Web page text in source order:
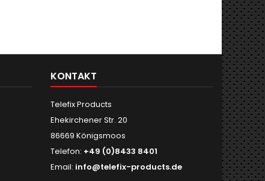
KONTAKT
Telefix Products
Ehekirchener Str. 20
86669 Königsmoos
Telefon: +49 (0)8433 8401
Email: info@telefix-products.de